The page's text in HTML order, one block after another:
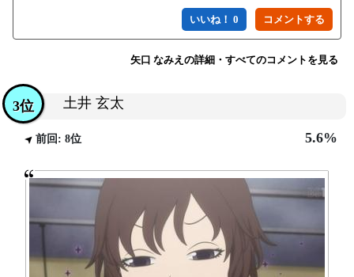
いいね！ 0
矢口 なみえの詳細・すべてのコメントを見る
土井 玄太
3位
前回: 8位 5.6%